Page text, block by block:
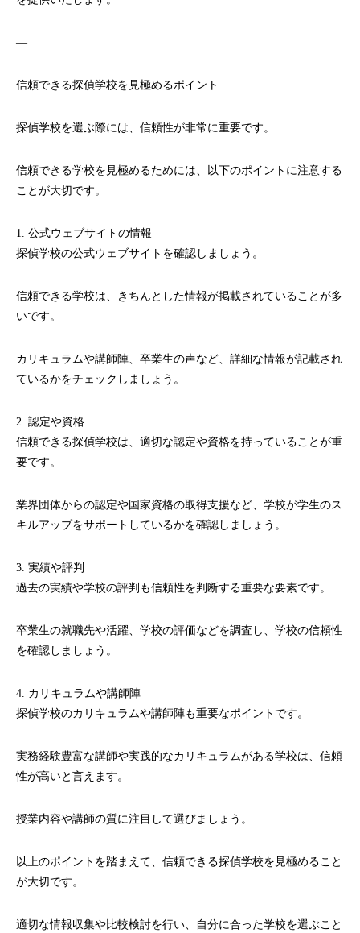
—
信頼できる探偵学校を見極めるポイント
探偵学校を選ぶ際には、信頼性が非常に重要です。
信頼できる学校を見極めるためには、以下のポイントに注意する
ことが大切です。
1. 公式ウェブサイトの情報
探偵学校の公式ウェブサイトを確認しましょう。
信頼できる学校は、きちんとした情報が掲載されていることが多
いです。
カリキュラムや講師陣、卒業生の声など、詳細な情報が記載され
ているかをチェックしましょう。
2. 認定や資格
信頼できる探偵学校は、適切な認定や資格を持っていることが重
要です。
業界団体からの認定や国家資格の取得支援など、学校が学生のス
キルアップをサポートしているかを確認しましょう。
3. 実績や評判
過去の実績や学校の評判も信頼性を判断する重要な要素です。
卒業生の就職先や活躍、学校の評価などを調査し、学校の信頼性
を確認しましょう。
4. カリキュラムや講師陣
探偵学校のカリキュラムや講師陣も重要なポイントです。
実務経験豊富な講師や実践的なカリキュラムがある学校は、信頼
性が高いと言えます。
授業内容や講師の質に注目して選びましょう。
以上のポイントを踏まえて、信頼できる探偵学校を見極めること
が大切です。
適切な情報収集や比較検討を行い、自分に合った学校を選ぶこと